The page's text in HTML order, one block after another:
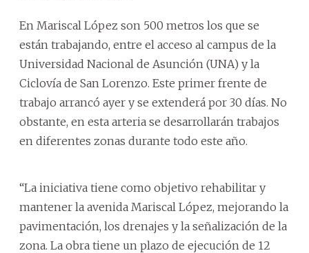
En Mariscal López son 500 metros los que se
están trabajando, entre el acceso al campus de la
Universidad Nacional de Asunción (UNA) y la
Ciclovía de San Lorenzo. Este primer frente de
trabajo arrancó ayer y se extenderá por 30 días. No
obstante, en esta arteria se desarrollarán trabajos
en diferentes zonas durante todo este año.
“La iniciativa tiene como objetivo rehabilitar y
mantener la avenida Mariscal López, mejorando la
pavimentación, los drenajes y la señalización de la
zona. La obra tiene un plazo de ejecución de 12